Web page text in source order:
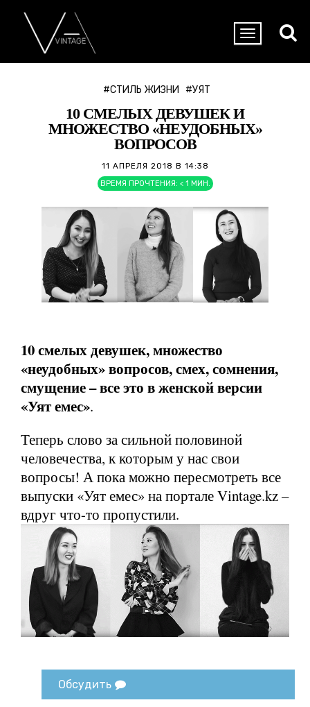
#СТИЛЬ ЖИЗНИ #УЯТ
10 СМЕЛЫХ ДЕВУШЕК И
МНОЖЕСТВО «НЕУДОБНЫХ»
ВОПРОСОВ
11 АПРЕЛЯ 2018 В 14:38
ВРЕМЯ ПРОЧТЕНИЯ: < 1 МИН.
10 смелых девушек, множество
«неудобных» вопросов, смех, сомнения,
смущение – все это в женской версии
«Уят емес».
Теперь слово за сильной половиной
человечества, к которым у нас свои
вопросы! А пока можно пересмотреть все
выпуски «Уят емес» на портале Vintage.kz –
вдруг что-то пропустили.
Обсудить